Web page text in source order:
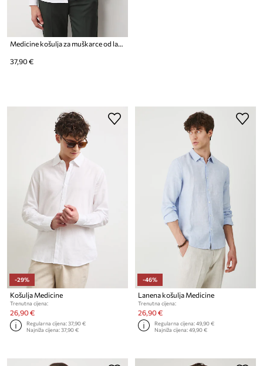
Medicine košulja za muškarce od lana
37,90 €
-29%
Košulja Medicine
Trenutna cijena:
26,90 €
Regularna cijena:37,90 €
Najniža cijena:37,90 €
-46%
Lanena košulja Medicine
Trenutna cijena:
26,90 €
Regularna cijena:49,90 €
Najniža cijena:49,90 €